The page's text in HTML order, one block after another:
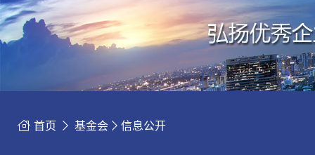
首页 基金会 信息公开